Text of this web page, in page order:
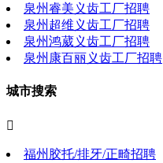
泉州睿美义齿工厂招聘
泉州超维义齿工厂招聘
泉州鸿葳义齿工厂招聘
泉州康百丽义齿工厂招聘
城市搜索

福州胶托/排牙/正畸招聘